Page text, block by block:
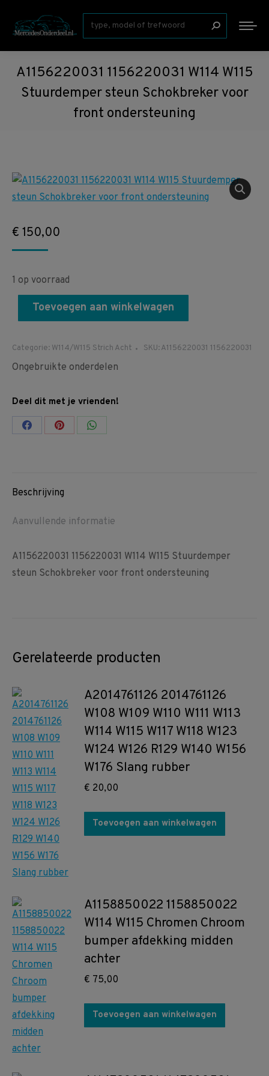
Zoeken:
A1156220031 1156220031 W114 W115
Stuurdemper steun Schokbreker voor
front ondersteuning
€ 150,00
1 op voorraad
Toevoegen aan winkelwagen
Categorie: W114/W115 Strich Acht SKU:A1156220031 1156220031
Ongebruikte onderdelen
Deel dit met je vrienden!
Share Share Share
Beschrijving
Aanvullende informatie
A1156220031 1156220031 W114 W115 Stuurdemper
steun Schokbreker voor front ondersteuning
Gerelateerde producten
A2014761126 2014761126
W108 W109 W110 W111 W113
W114 W115 W117 W118 W123
W124 W126 R129 W140 W156
W176 Slang rubber
€ 20,00
Toevoegen aan winkelwagen
A1158850022 1158850022
W114 W115 Chromen Chroom
bumper afdekking midden
achter
€ 75,00
Toevoegen aan winkelwagen